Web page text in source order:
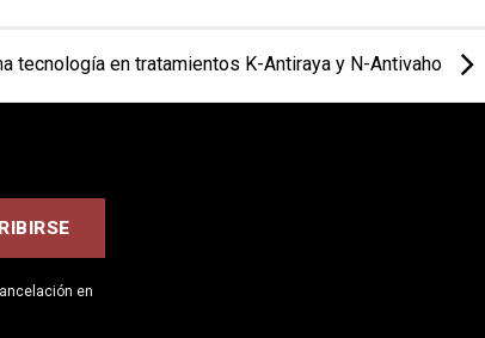
tecnología en tratamientos K-Antiraya y N-Antivaho
en